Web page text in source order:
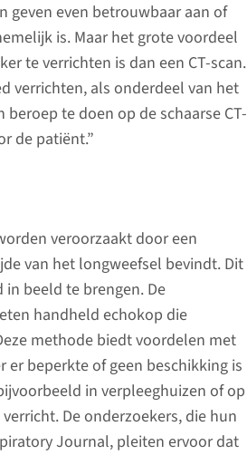
geven even betrouwbaar aan of
is. Maar het grote voordeel
te verrichten is dan een CT-scan.
verrichten, als onderdeel van het
te doen op de schaarse CT-
de patiënt.”
veroorzaakt door een
van het longweefsel bevindt. Dit
beeld te brengen. De
handheld echokop die
methode biedt voordelen met
beperkte of geen beschikking is
in verpleeghuizen of op
De onderzoekers, die hun
Journal, pleiten ervoor dat